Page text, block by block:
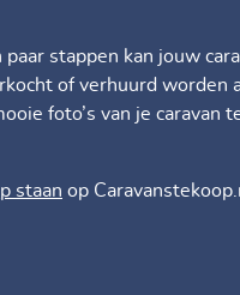
paar stappen kan jouw
of verhuurd worden
foto’s van je caravan
staan op